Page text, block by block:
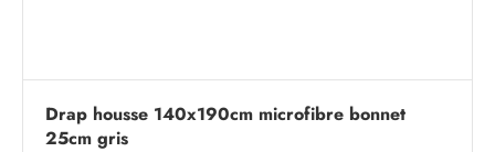
Drap housse 140x190cm microfibre bonnet
25cm gris